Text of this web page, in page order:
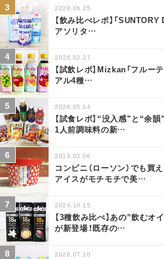
2026.06.25
【飲み比べレポ】「
アソリタ…
2026.02.27
【試飲レポ】Mizkan「フル
アル4種…
2026.05.14
【試食レポ】“没入感”と“余
1人前調味料の新…
2019.02.06
コンビニ（ローソン）でも買
アイスがモチモチで美…
2024.10.15
【3種飲み比べ】あの”飲むオ
が新登場！既存の…
2026.07.10